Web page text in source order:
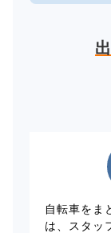
自転車をま
は、スタッ